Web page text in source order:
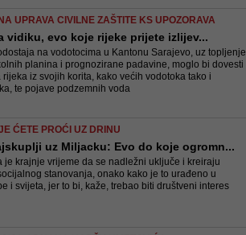
UPRAVA CIVILNE ZAŠTITE KS UPOZORAVA
vidiku, evo koje rijeke prijete izlijev...
na vodotocima u Kantonu Sarajevo, uz topljenje
planina i prognozirane padavine, moglo bi dovesti
iz svojih korita, kako većih vodotoka tako i
te pojave podzemnih voda
ĆETE PROĆI UZ DRINU
uz Miljacku: Evo do koje ogromn...
je krajnje vrijeme da se nadležni uključe i kreiraju
stanovanja, onako kako je to urađeno u
i svijeta, jer to bi, kaže, trebao biti društveni interes